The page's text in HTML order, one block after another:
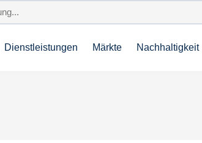
Dienstleistungen Märkte Nachhaltigkeit